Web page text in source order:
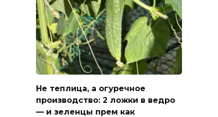
Не теплица, а огуречное
производство: 2 ложки в ведро
— и зеленцы прем как